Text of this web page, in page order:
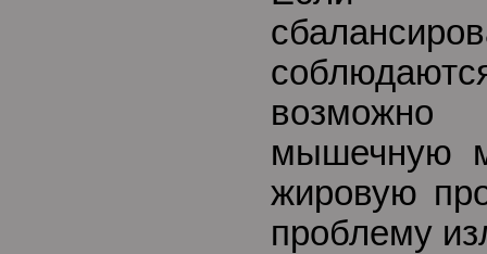
возможно
мышечную
жировую
проблему